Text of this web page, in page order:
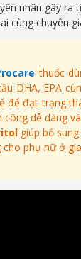
nhân gây ra
cùng chuyên
thuốc
DHA, EPA
để đạt trạng
công dễ dàng
giúp bổ
cho phụ nữ ở